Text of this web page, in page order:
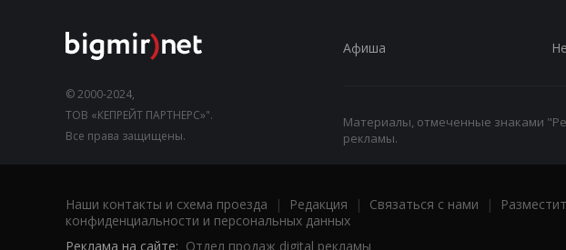
© 2000-2024,
ТОВ «КЕПРЕЙТ ПАРТНЕРС»".
Все права защищены.
Афиша
Материалы, отмеченные знаками
рекламы.
Наши контакты и схема проезда | Редакция | Связаться с нами |
конфиденциальности и персональных данных
Реклама на сайте: Отдел продаж digital рекламы